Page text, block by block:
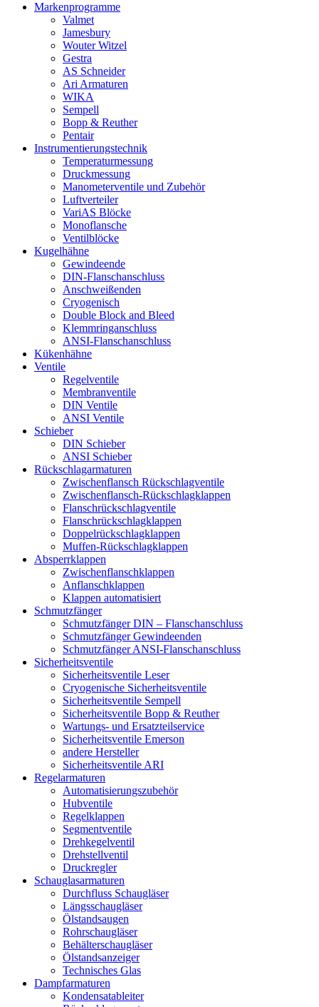
Markenprogramme
Valmet
Jamesbury
Wouter Witzel
Gestra
AS Schneider
Ari Armaturen
WIKA
Sempell
Bopp & Reuther
Pentair
Instrumentierungs­technik
Temperaturmessung
Druckmessung
Manometerventile und Zubehör
Luftverteiler
VariAS Blöcke
Monoflansche
Ventilblöcke
Kugelhähne
Gewindeende
DIN-Flanschanschluss
Anschweißenden
Cryogenisch
Double Block and Bleed
Klemmringanschluss
ANSI-Flanschanschluss
Kükenhähne
Ventile
Regelventile
Membranventile
DIN Ventile
ANSI Ventile
Schieber
DIN Schieber
ANSI Schieber
Rückschlag­armaturen
Zwischenflansch Rückschlagventile
Zwischenflansch-Rückschlagklappen
Flanschrückschlagventile
Flanschrückschlagklappen
Doppelrückschlagklappen
Muffen-Rückschlagklappen
Absperrklappen
Zwischenflanschklappen
Anflanschklappen
Klappen automatisiert
Schmutzfänger
Schmutzfänger DIN – Flanschanschluss
Schmutzfänger Gewindeenden
Schmutzfänger ANSI-Flanschanschluss
Sicherheitsventile
Sicherheitsventile Leser
Cryogenische Sicherheitsventile
Sicherheitsventile Sempell
Sicherheitsventile Bopp & Reuther
Wartungs- und Ersatzteilservice
Sicherheitsventile Emerson
andere Hersteller
Sicherheitsventile ARI
Regelarmaturen
Automatisierungszubehör
Hubventile
Regelklappen
Segmentventile
Drehkegelventil
Drehstellventil
Druckregler
Schauglas­armaturen
Durchfluss Schaugläser
Längsschaugläser
Ölstandsaugen
Rohrschaugläser
Behälterschaugläser
Ölstandsanzeiger
Technisches Glas
Dampfarmaturen
Kondensatableiter